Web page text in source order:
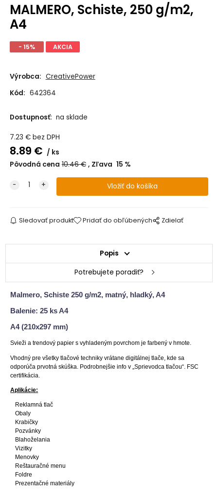
MALMERO, Schiste, 250 g/m2,
A4
- 15% AKCIA
Výrobca: CreativePower
Kód: 642364
Dostupnosť: na sklade
7.23 € bez DPH
8.89 €
ks
Pôvodná cena 10.46€ Zľava 15 %
Sledovať produkt Pridať do obľúbených Zdielať
Popis
Potrebujete poradiť?
Malmero, Schiste 250 g/m2, matný, hladký, A4
Balenie: 25 ks A4
A4 (210x297 mm)
Svieži a trendový papier s vyhladeným povrchom je farbený v hmote.
Vhodný pre všetky tlačové techniky vrátane digitálnej tlače, kde sa
odporúča prvotná skúška. Podrobnejšie info v „Sprievodca tlačou“. FSC
certifikácia.
Aplikácie:
Reklamná tlač
Obaly
Krabičky
Pozvánky
Blahoželania
Vizitky
Menovky
Reštauračné menu
Foldre
Prezentačné materiály